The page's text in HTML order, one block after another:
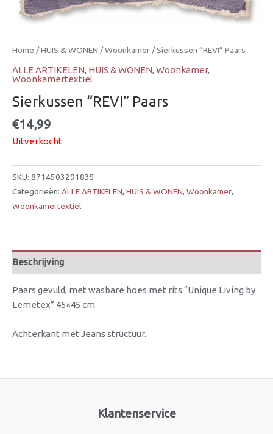
Home /HUIS & WONEN /Woonkamer / Sierkussen “REVI” Paars
ALLE ARTIKELEN, HUIS & WONEN, Woonkamer,
Woonkamertextiel
Sierkussen “REVI” Paars
€14,99
Uitverkocht
SKU: 8714503291835
Categorieën: ALLE ARTIKELEN, HUIS & WONEN, Woonkamer,
Woonkamertextiel
Beschrijving
Paars gevuld, met wasbare hoes met rits “Unique Living by
Lemetex” 45×45 cm.
Achterkant met Jeans structuur.
Klantenservice